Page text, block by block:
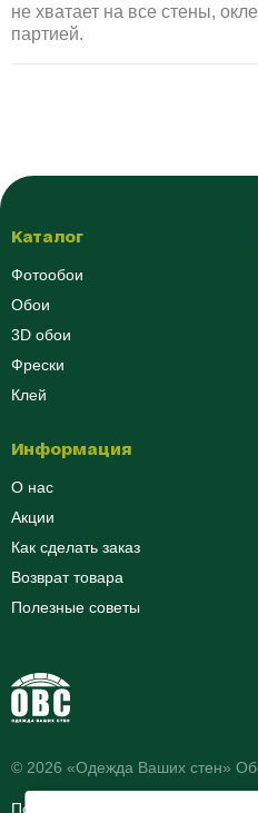
не хватает на все стены,
партией.
Каталог
Фотообои
Обои
3D обои
Фрески
Клей
Информация
О нас
Акции
Как сделать заказ
Возврат товара
Полезные советы
© 2026 «Одежда Ваших стен»
Политика обработки